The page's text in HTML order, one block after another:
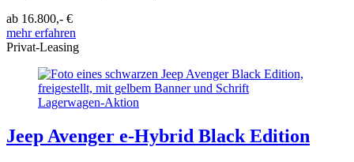
ab 16.800,- €
mehr erfahren
Privat-Leasing
Jeep Avenger e-Hybrid Black Edition